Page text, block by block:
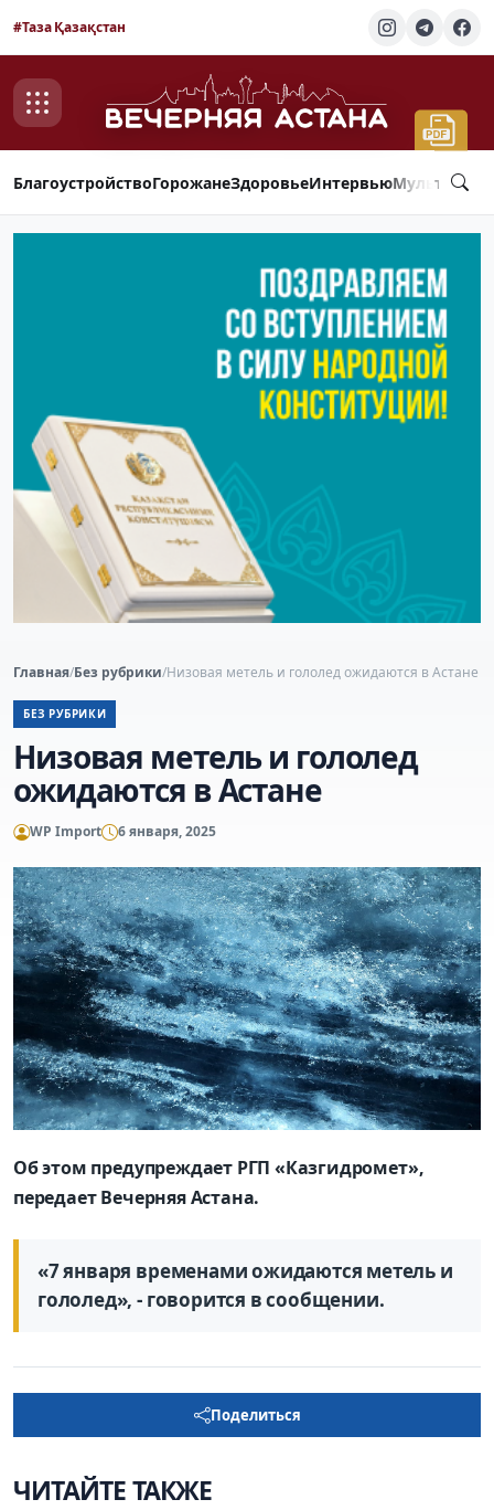
#Таза Қазақстан
БлагоустройствоГорожанеЗдоровьеИнтервью
Главная/Без рубрики/Низовая метель и гололед ожидаются в Астане
БЕЗ РУБРИКИ
Низовая метель и гололед
ожидаются в Астане
WP Import 6 января, 2025
Об этом предупреждает РГП «Казгидромет»,
передает Вечерняя Астана.
«7 января временами ожидаются метель и
гололед», - говорится в сообщении.
Поделиться
ЧИТАЙТЕ ТАКЖЕ